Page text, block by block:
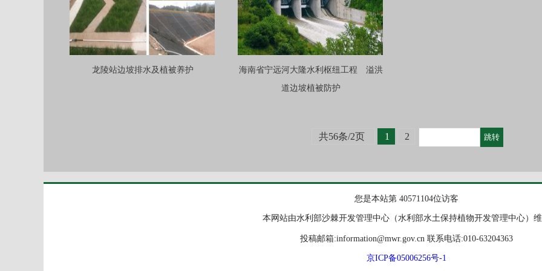
龙陵站边坡排水及植被养护
海南省宁远河大隆水利枢纽工程 溢洪
道边坡植被防护
共56条/2页 1 2
您是本站第 40571104位访客
本网站由水利部沙棘开发管理中心（水利部水土保持植物开发管理中心）
投稿邮箱:information@mwr.gov.cn 联系电话:010-63204363
京ICP备05006256号-1